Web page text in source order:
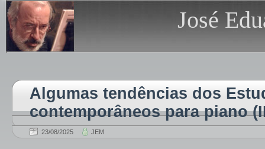
José
Algumas tendências dos
contemporâneos para piano
23/08/2025 JEM